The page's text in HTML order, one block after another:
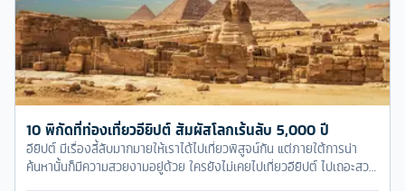
10 พิกัดที่ท่องเที่ยวอียิปต์ สัมผัสโลกเร้นลับ 5,000 ปี
อียิปต์ มีเรื่องลี้ลับมากมายให้เราได้ไปเที่ยวพิสูจน์กัน แต่ภายใต้การน่า
ค้นหานั้นก็มีความสวยงามอยู่ด้วย ใครยังไม่เคยไปเที่ยวอียิปต์ ไปเถอะสวย